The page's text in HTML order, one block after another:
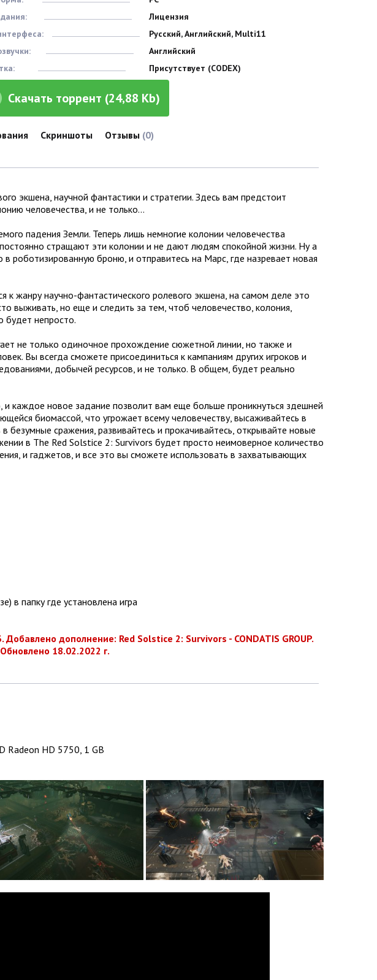
Лицензия
Русский, Английский, Multi11
Английский
Присутствует (CODEX)
Скачать торрент (24,88 Kb)
Скриншоты Отзывы (0)
экшена, научной фантастики и стратегии. Здесь вам предстоит
человечества, и не только…
падения Земли. Теперь лишь немногие колонии человечества
стращают эти колонии и не дают людям спокойной жизни. Ну а
роботизированную броню, и отправитесь на Марс, где назревает новая
к жанру научно-фантастического ролевого экшена, на самом деле это
выживать, но еще и следить за тем, чтоб человечество, колония,
будет непросто.
не только одиночное прохождение сюжетной линии, но также и
Вы всегда сможете присоединиться к кампаниям других игроков и
добычей ресурсов, и не только. В общем, будет реально
и каждое новое задание позволит вам еще больше проникнуться здешней
биомассой, что угрожает всему человечеству, высаживайтесь в
безумные сражения, развивайтесь и прокачивайтесь, открывайте новые
в The Red Solstice 2: Survivors будет просто неимоверное количество
и гаджетов, и все это вы сможете использовать в захватывающих
в папку где установлена игра
дополнение: Red Solstice 2: Survivors - CONDATIS GROUP.
Обновлено 18.02.2022 г.
Radeon HD 5750, 1 GB